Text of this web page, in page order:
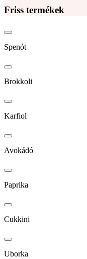
Friss termékek
Spenót
Brokkoli
Karfiol
Avokádó
Paprika
Cukkini
Uborka